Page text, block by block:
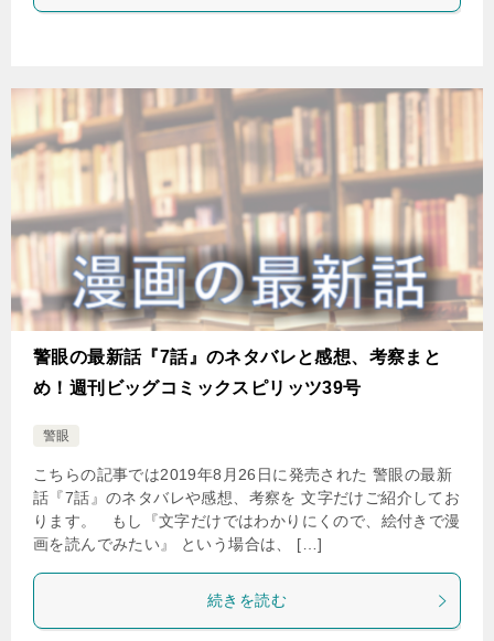
警眼の最新話『7話』のネタバレと感想、考察まと
め！週刊ビッグコミックスピリッツ39号
警眼
こちらの記事では2019年8月26日に発売された 警眼の最新
話『7話』のネタバレや感想、考察を 文字だけご紹介してお
ります。 もし『文字だけではわかりにくので、絵付きで漫
画を読んでみたい』 という場合は、 […]
続きを読む